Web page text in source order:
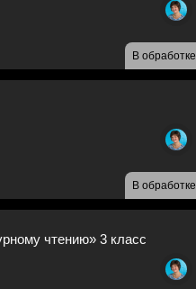
В обработке
В обработке
чтению» 3 класс